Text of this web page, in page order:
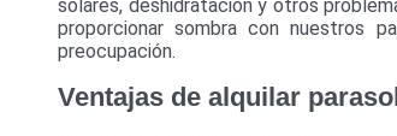
solares, deshidratación y otros
proporcionar sombra con nuestros
preocupación.
Ventajas de alquilar